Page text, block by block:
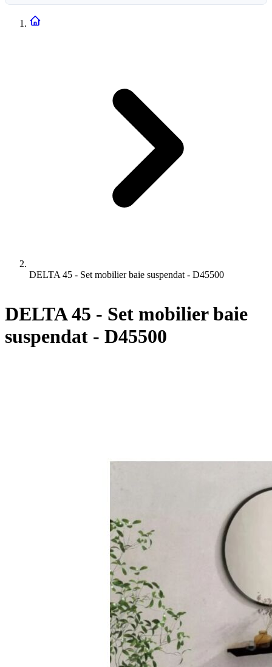
DELTA 45 - Set mobilier baie suspendat - D45500
DELTA 45 - Set mobilier baie
suspendat - D45500